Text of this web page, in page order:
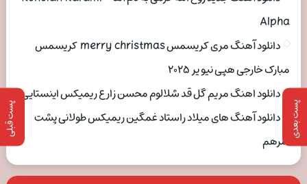
پست بعدی پست قبلی
Alpha
دانلود آهنگ مری کریسمس merry christmas کریسمس
مبارک خارجی هپی نیو یر ۲۰۲۵
دانلود اهنگ مریم گل قد شلالوم محسن زارع ریمیکس اینستایی
دانلود آهنگ های میلاد راستاد غمگین ریمیکس طولانی پشت
سرهم